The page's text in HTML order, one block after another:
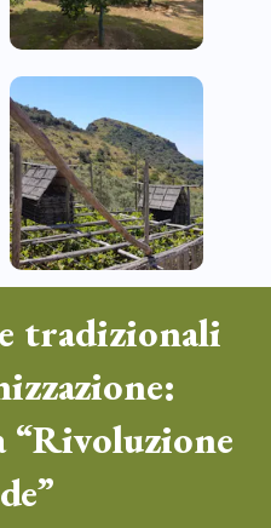
tradizionali
“Rivoluzione